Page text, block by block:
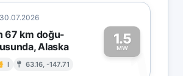
30.07.2026
67 km doğu-
Alaska
I 63.16, -147.71
1.5
MW